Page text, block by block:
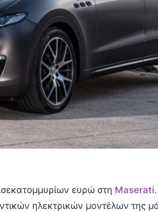
ευρώ στη Maserati
ηλεκτρικών μοντέλων της